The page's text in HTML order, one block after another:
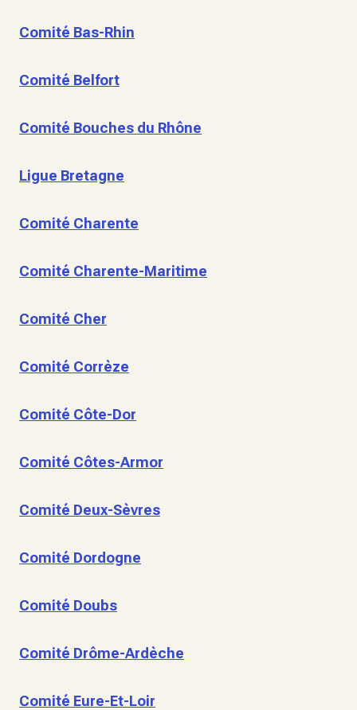
Comité Bas-Rhin
Comité Belfort
Comité Bouches du Rhône
Ligue Bretagne
Comité Charente
Comité Charente-Maritime
Comité Cher
Comité Corrèze
Comité Côte-Dor
Comité Côtes-Armor
Comité Deux-Sèvres
Comité Dordogne
Comité Doubs
Comité Drôme-Ardèche
Comité Eure-Et-Loir